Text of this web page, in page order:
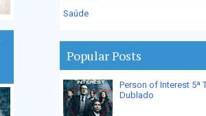
Saúde
Popular Posts
Person of Interest 5ª
Dublado